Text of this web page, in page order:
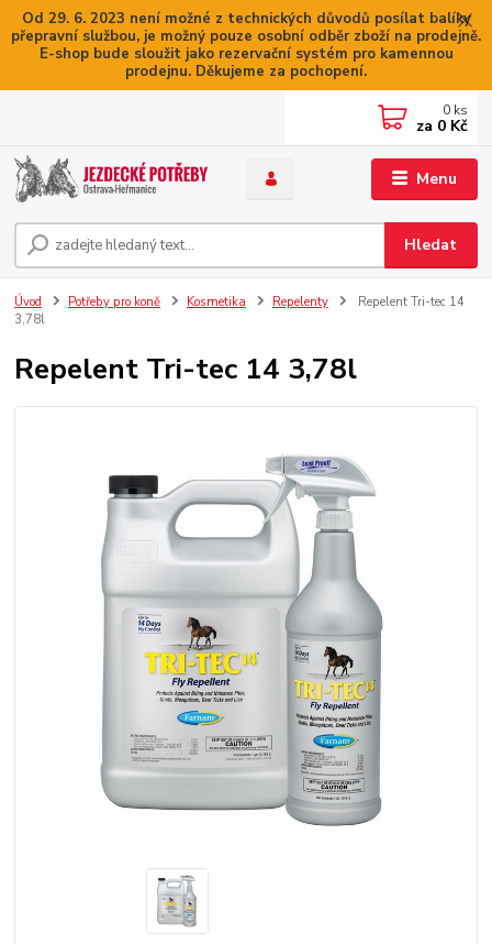
Od 29. 6. 2023 není možné z technických důvodů posílat balíky
přepravní službou, je možný pouze osobní odběr zboží na prodejně.
E-shop bude sloužit jako rezervační systém pro kamennou
prodejnu. Děkujeme za pochopení.
Menu
Hledat
0 ks
za 0 Kč
Úvod Potřeby pro koně Kosmetika Repelenty
Repelent Tri-tec 14
3,78l
Repelent Tri-tec 14 3,78l